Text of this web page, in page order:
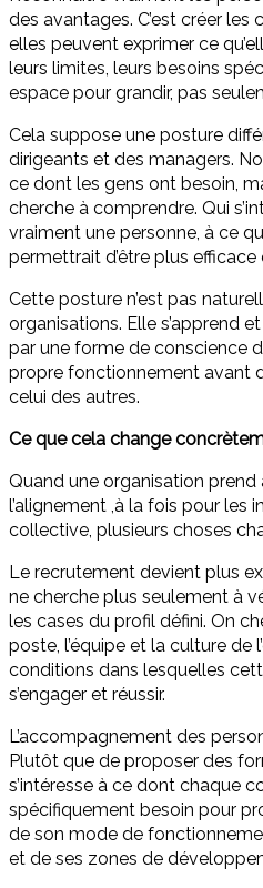
des avantages. C’est créer
elles peuvent exprimer ce
leurs limites, leurs besoins
espace pour grandir, pas
Cela suppose une posture
dirigeants et des managers.
ce dont les gens ont besoin,
cherche à comprendre. Qui
vraiment une personne, à ce
permettrait d’être plus efficace
Cette posture n’est pas
organisations. Elle s’apprend
par une forme de conscience
propre fonctionnement avant
celui des autres.
Ce que cela change
Quand une organisation prend
l’alignement ,à la fois pour les
collective, plusieurs choses
Le recrutement devient plus
ne cherche plus seulement à
les cases du profil défini. On
poste, l’équipe et la culture de
conditions dans lesquelles
s’engager et réussir.
L’accompagnement des
Plutôt que de proposer des
s’intéresse à ce dont chaque
spécifiquement besoin pour
de son mode de
et de ses zones de